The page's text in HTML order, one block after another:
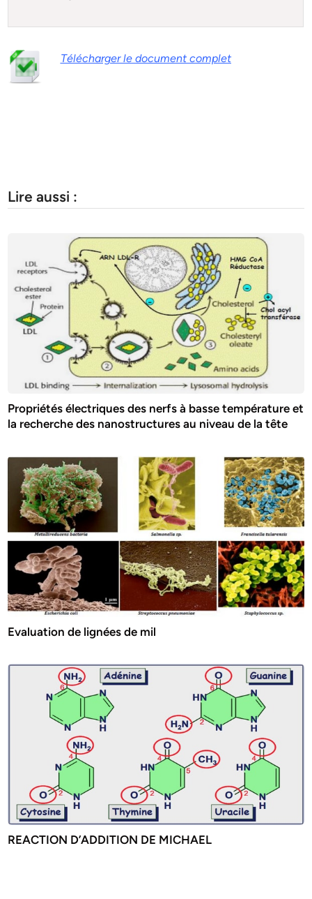
Télécharger le document complet
Lire aussi :
Propriétés électriques des nerfs à basse température et
la recherche des nanostructures au niveau de la tête
Evaluation de lignées de mil
REACTION D’ADDITION DE MICHAEL